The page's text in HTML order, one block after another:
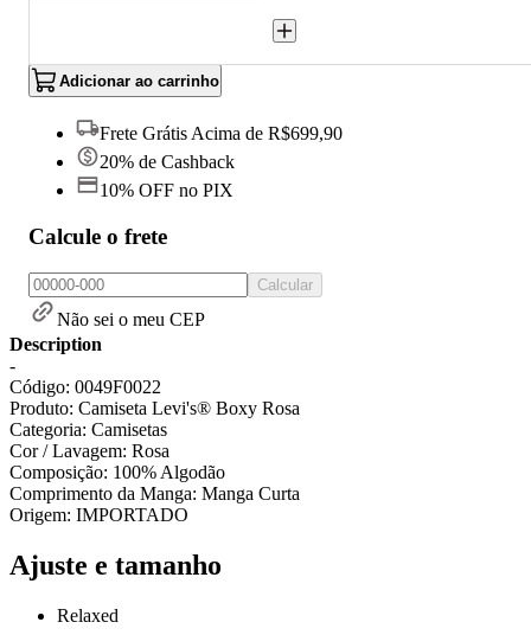
Adicionar ao carrinho
Frete Grátis Acima de R$699,90
20% de Cashback
10% OFF no PIX
Calcule o frete
Calcular
Não sei o meu CEP
Description
-
Código: 0049F0022
Produto: Camiseta Levi's® Boxy Rosa
Categoria: Camisetas
Cor / Lavagem: Rosa
Composição: 100% Algodão
Comprimento da Manga: Manga Curta
Origem: IMPORTADO
Ajuste e tamanho
Relaxed